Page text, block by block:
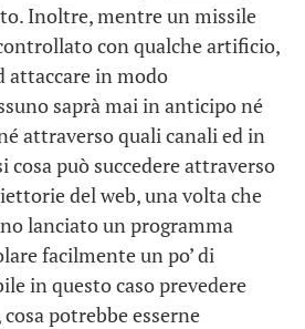
Inoltre, mentre un missile
con qualche artificio,
attaccare in modo
saprà mai in anticipo né
attraverso quali canali ed in
cosa può succedere attraverso
del web, una volta che
lanciato un programma
facilmente un po’ di
in questo caso prevedere
potrebbe esserne